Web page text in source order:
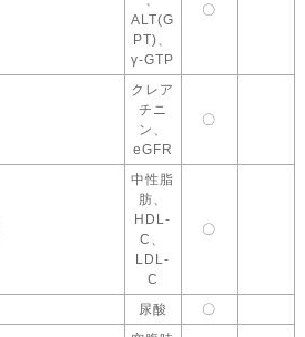
ALT(G
PT)、
γ-GTP
〇
クレア
チニ
ン、
eGFR
〇
中性脂
肪、
HDL-
C、
LDL-
C
〇
尿酸 〇